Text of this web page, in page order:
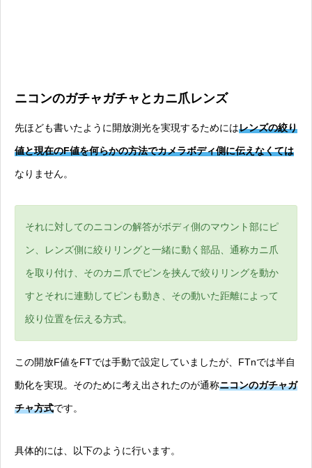
ニコンのガチャガチャとカニ爪レンズ
先ほども書いたように開放測光を実現するためにはレンズの絞り
値と現在のF値を何らかの方法でカメラボディ側に伝えなくては
なりません。
それに対してのニコンの解答がボディ側のマウント部にピ
ン、レンズ側に絞りリングと一緒に動く部品、通称カニ爪
を取り付け、そのカニ爪でピンを挟んで絞りリングを動か
すとそれに連動してピンも動き、その動いた距離によって
絞り位置を伝える方式。
この開放F値をFTでは手動で設定していましたが、FTnでは半自
動化を実現。そのために考え出されたのが通称ニコンのガチャガ
チャ方式です。
具体的には、以下のように行います。